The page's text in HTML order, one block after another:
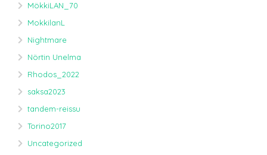
MökkiLAN_70
MokkilanL
Nightmare
Nörtin Unelma
Rhodos_2022
saksa2023
tandem-reissu
Torino2017
Uncategorized